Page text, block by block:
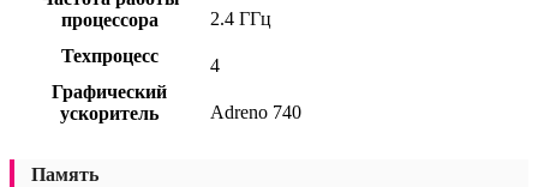
процессора
2.4 ГГц
Техпроцесс
4
Графический
ускоритель
Adreno 740
Память